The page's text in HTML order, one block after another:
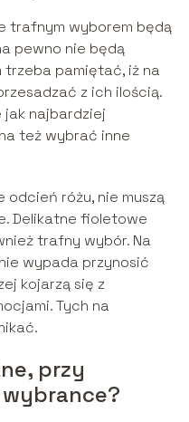
trafnym wyborem będą
pewno nie będą
trzeba pamiętać, iż na
z ich ilością.
najbardziej
też wybrać inne
odcień różu, nie muszą
Delikatne fioletowe
trafny wybór. Na
wypada przynosić
kojarzą się z
Tych na
przy